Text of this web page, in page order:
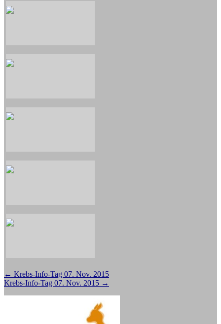
Beitragsnavigation
← Krebs-Info-Tag 07. Nov. 2015
Krebs-Info-Tag 07. Nov. 2015 →